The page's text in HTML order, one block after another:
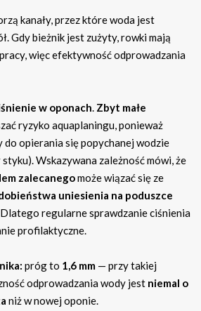
kanały, przez które woda jest
Gdy bieżnik jest zużyty, rowki mają
więc efektywność odprowadzania
w oponach. Zbyt małe
ryzyko aquaplaningu, ponieważ
do opierania się popychanej wodzie
Wskazywana zależność mówi, że
zalecanegomoże wiązać się ze
uniesienia na poduszce
regularne sprawdzanie ciśnienia
profilaktyczne.
próg to 1,6 mm — przy takiej
odprowadzania wody jest niemal o
niż w nowej oponie.